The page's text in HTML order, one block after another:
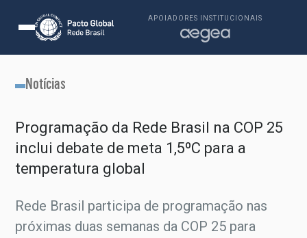
APOIADORES INSTITUCIONAIS
Notícias
Programação da Rede Brasil na COP 25
inclui debate de meta 1,5ºC para a
temperatura global
Rede Brasil participa de programação nas
próximas duas semanas da COP 25 para